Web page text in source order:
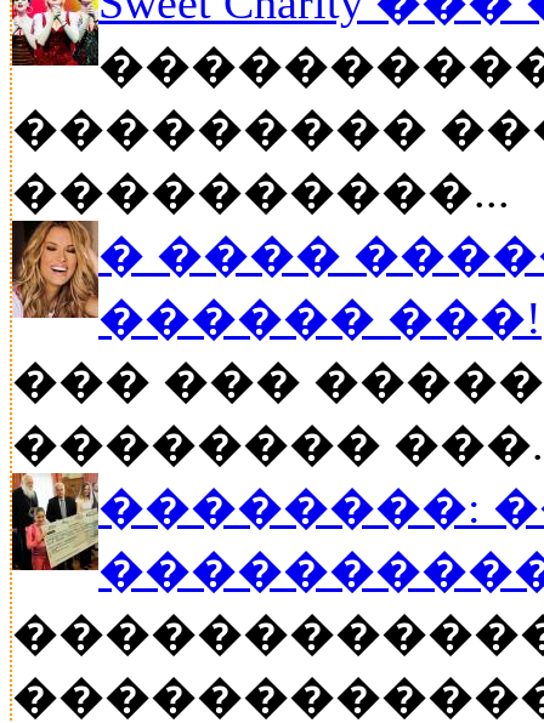
���������
����������...
� ����
������ ���!
��� ���
��������
��������: